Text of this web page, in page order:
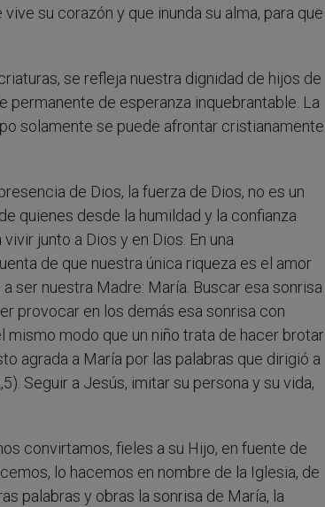
su corazón y que inunda su alma, para que
se refleja nuestra dignidad de hijos de
permanente de esperanza inquebrantable. La
solamente se puede afrontar cristianamente
de Dios, la fuerza de Dios, no es un
quienes desde la humildad y la confianza
junto a Dios y en Dios. En una
de que nuestra única riqueza es el amor
ser nuestra Madre: María. Buscar esa sonrisa
provocar en los demás esa sonrisa con
modo que un niño trata de hacer brotar
agrada a María por las palabras que dirigió a
Seguir a Jesús, imitar su persona y su vida,
convirtamos, fieles a su Hijo, en fuente de
lo hacemos en nombre de la Iglesia, de
palabras y obras la sonrisa de María, la